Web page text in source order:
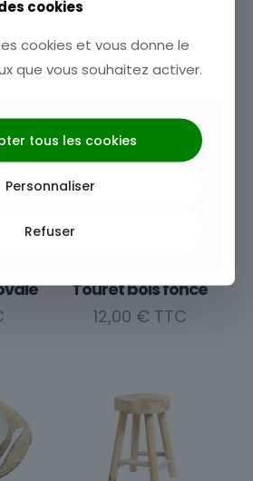
peut-être aussi…
Touret bois foncé
12,00 €
cookies
cookies et vous donne le
que vous souhaitez activer.
Refuser
Personnaliser
tous les cookies